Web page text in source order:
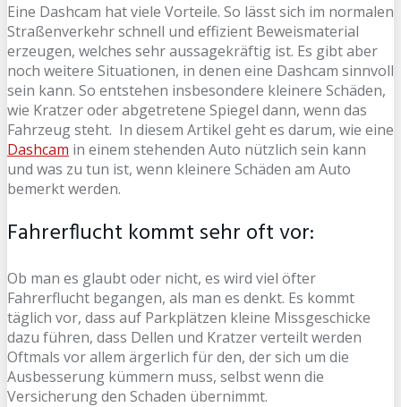
Eine Dashcam hat viele Vorteile. So lässt sich im normalen
Straßenverkehr schnell und effizient Beweismaterial
erzeugen, welches sehr aussagekräftig ist. Es gibt aber
noch weitere Situationen, in denen eine Dashcam sinnvoll
sein kann. So entstehen insbesondere kleinere Schäden,
wie Kratzer oder abgetretene Spiegel dann, wenn das
Fahrzeug steht. In diesem Artikel geht es darum, wie eine
Dashcam in einem stehenden Auto nützlich sein kann
und was zu tun ist, wenn kleinere Schäden am Auto
bemerkt werden.
Fahrerflucht kommt sehr oft vor:
Ob man es glaubt oder nicht, es wird viel öfter
Fahrerflucht begangen, als man es denkt. Es kommt
täglich vor, dass auf Parkplätzen kleine Missgeschicke
dazu führen, dass Dellen und Kratzer verteilt werden
Oftmals vor allem ärgerlich für den, der sich um die
Ausbesserung kümmern muss, selbst wenn die
Versicherung den Schaden übernimmt.